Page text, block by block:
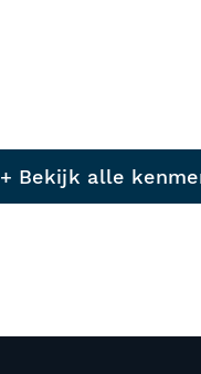
+ Bekijk alle